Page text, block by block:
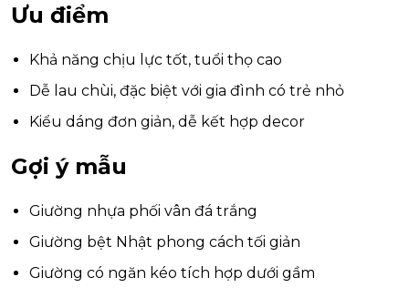
Ưu điểm
Khả năng chịu lực tốt, tuổi thọ cao
Dễ lau chùi, đặc biệt với gia đình có trẻ nhỏ
Kiểu dáng đơn giản, dễ kết hợp decor
Gợi ý mẫu
Giường nhựa phối vân đá trắng
Giường bệt Nhật phong cách tối giản
Giường có ngăn kéo tích hợp dưới gầm